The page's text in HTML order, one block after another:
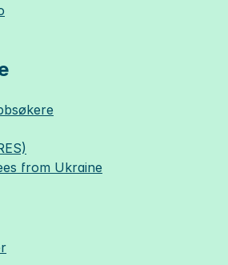
from Ukraine